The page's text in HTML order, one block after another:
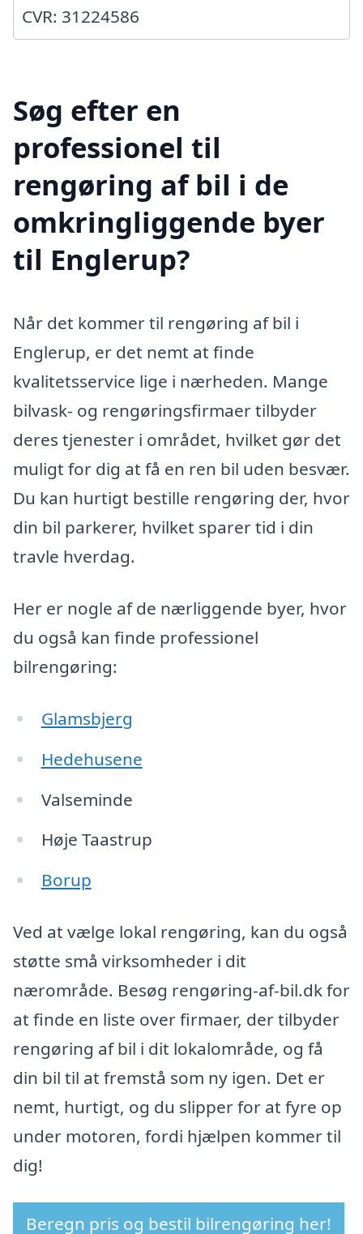
CVR: 31224586
Søg efter en
professionel til
rengøring af bil i de
omkringliggende byer
til Englerup?
Når det kommer til rengøring af bil i
Englerup, er det nemt at finde
kvalitetsservice lige i nærheden. Mange
bilvask- og rengøringsfirmaer tilbyder
deres tjenester i området, hvilket gør det
muligt for dig at få en ren bil uden besvær.
Du kan hurtigt bestille rengøring der, hvor
din bil parkerer, hvilket sparer tid i din
travle hverdag.
Her er nogle af de nærliggende byer, hvor
du også kan finde professionel
bilrengøring:
Glamsbjerg
Hedehusene
Valseminde
Høje Taastrup
Borup
Ved at vælge lokal rengøring, kan du også
støtte små virksomheder i dit
nærområde. Besøg rengøring-af-bil.dk for
at finde en liste over firmaer, der tilbyder
rengøring af bil i dit lokalområde, og få
din bil til at fremstå som ny igen. Det er
nemt, hurtigt, og du slipper for at fyre op
under motoren, fordi hjælpen kommer til
dig!
Beregn pris og bestil bilrengøring her!